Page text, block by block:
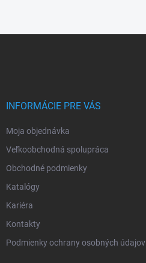
INFORMÁCIE PRE VÁS
Moja objednávka
Veľkoobchodná spolupráca
Obchodné podmienky
Katalógy
Kariéra
Kontakty
Podmienky ochrany osobných údajov